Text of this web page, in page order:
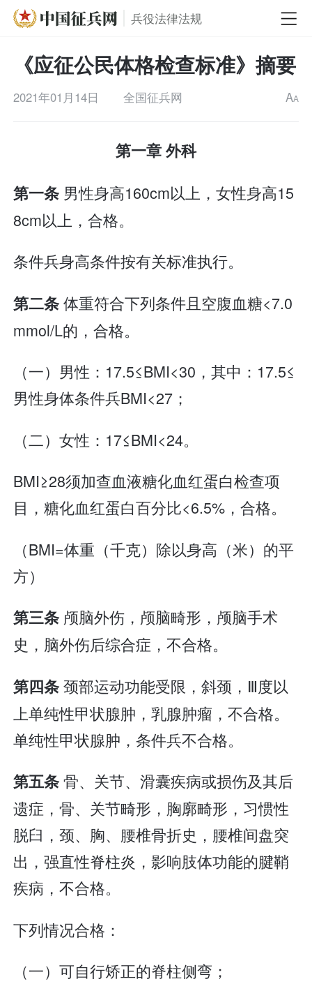
兵役法律法规
《应征公民体格检查标准》摘要
2021年01月14日 全国征兵网 AA
第一章 外科
第一条 男性身高160cm以上，女性身高15
8cm以上，合格。
条件兵身高条件按有关标准执行。
第二条体重符合下列条件且空腹血糖<7.0
mmol/L的，合格。
（一）男性：17.5≤BMI<30，其中：17.5≤
男性身体条件兵BMI<27；
（二）女性：17≤BMI<24。
BMI≥28须加查血液糖化血红蛋白检查项
目，糖化血红蛋白百分比<6.5%，合格。
（BMI=体重（千克）除以身高（米）的平
方）
第三条 颅脑外伤，颅脑畸形，颅脑手术
史，脑外伤后综合症，不合格。
第四条颈部运动功能受限，斜颈，Ⅲ度以
上单纯性甲状腺肿，乳腺肿瘤，不合格。
单纯性甲状腺肿，条件兵不合格。
第五条骨、关节、滑囊疾病或损伤及其后
遗症，骨、关节畸形，胸廓畸形，习惯性
脱臼，颈、胸、腰椎骨折史，腰椎间盘突
出，强直性脊柱炎，影响肢体功能的腱鞘
疾病，不合格。
下列情况合格：
（一）可自行矫正的脊柱侧弯；